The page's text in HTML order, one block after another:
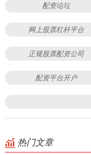
配资论坛
网上股票杠杆平台
正规股票配资公司
配资平台开户
热门文章